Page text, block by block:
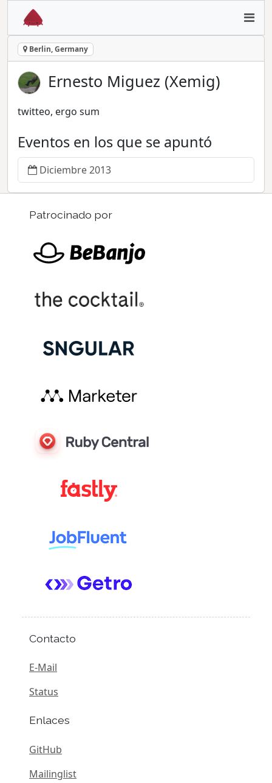
Berlin, Germany
Ernesto Miguez (Xemig)
twitteo, ergo sum
Eventos en los que se apuntó
Diciembre 2013
Patrocinado por
Contacto
E-Mail
Status
Enlaces
GitHub
Mailinglist